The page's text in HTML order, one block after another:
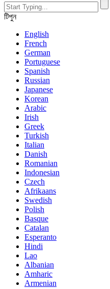
টিপুন
English
French
German
Portuguese
Spanish
Russian
Japanese
Korean
Arabic
Irish
Greek
Turkish
Italian
Danish
Romanian
Indonesian
Czech
Afrikaans
Swedish
Polish
Basque
Catalan
Esperanto
Hindi
Lao
Albanian
Amharic
Armenian